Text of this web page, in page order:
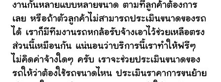
งานกันหลายแบบหลายขนาด ตามที่ลูกค้าต้องการ
เลย หรือถ้าตัวลูกค้าไม่สามารถประเมินขนาดของรถ
ได้ เราก็มีทีมงานรถหกล้อรับจ้างเอาไว้ช่วยเหลือตรง
ส่วนนี้เหมือนกัน แน่นอนว่าบริการนี้เราทำให้ฟรีๆ
ไม่คิดค่าจ้างใดๆ ครับ เราจะช่วยประเมินขนาดของ
รถให้ว่าต้องใช้รถขนาดไหน ประเมินราคาการขนย้าย